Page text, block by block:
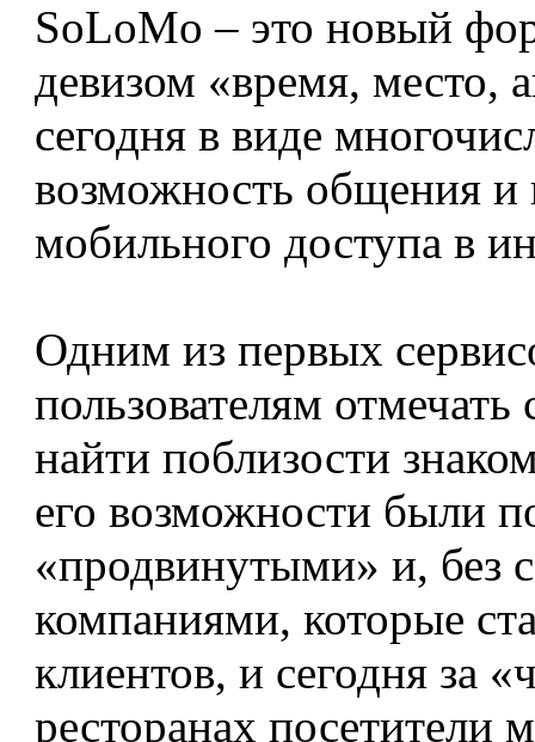
SoLoMo – это новый
девизом «время, место,
сегодня в виде
возможность общения и
мобильного доступа в
Одним из первых
пользователям
найти поблизости
его возможности были
«продвинутыми» и, без
компаниями, которые
клиентов, и сегодня за
ресторанах посетители